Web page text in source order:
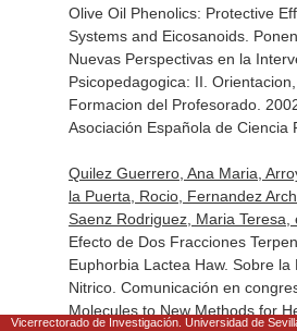
Olive Oil Phenolics: Protective
Systems and Eicosanoids.
Nuevas Perspectivas en la
Psicopedagogica: II.
Formacion del Profesorado.
Asociación Española de Ciencia
Quilez Guerrero, Ana Maria,
la Puerta, Rocio, Fernandez
Saenz Rodriguez, Maria Teresa,
Efecto de Dos Fracciones
Euphorbia Lactea Haw. Sobre
Nitrico. Comunicación en
Molecules to New Methods for
Vicerrectorado de Investigación. Universidad de